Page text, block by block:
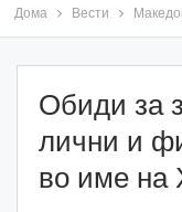
Дома Вести
Обиди за
лични и
во име на